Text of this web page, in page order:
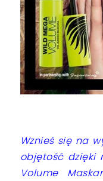
Wznieś się na
objętość dzięki
Volume